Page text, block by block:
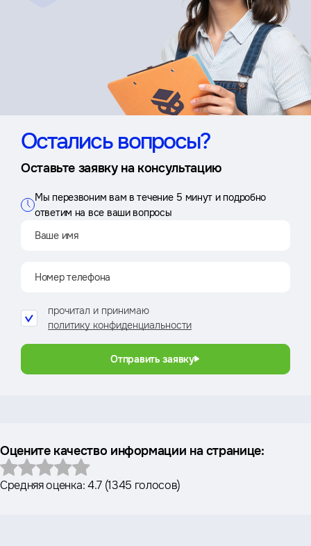
Остались вопросы?
Оставьте заявку на консультацию
Мы перезвоним вам в течение 5 минут и подробно
ответим на все ваши вопросы
прочитал и принимаю
политику конфиденциальности
Отправить заявку
Оцените качество информации на странице:
Средняя оценка:4.7(1345 голосов)